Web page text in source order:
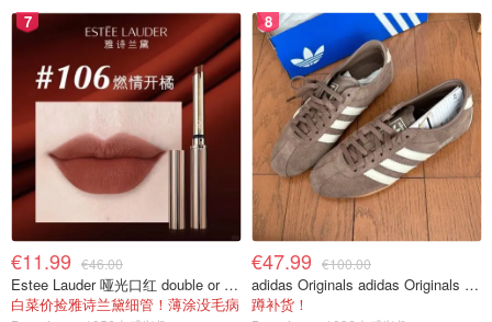
7
€11.99 €46.00
Estee Lauder 哑光口红 double or nothing色号
白菜价捡雅诗兰黛细管！薄涂没毛病
8
€47.99 €100.00
adidas Originals adidas Originals TOKYO 复古休闲鞋 深棕色
蹲补货！